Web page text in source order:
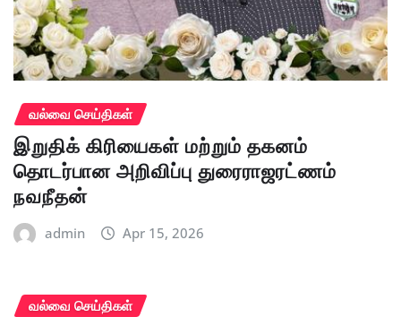
வல்வை செய்திகள்
இறுதிக் கிரியைகள் மற்றும் தகனம்
தொடர்பான அறிவிப்பு துரைராஜரட்ணம்
நவநீதன்
admin Apr 15, 2026
வல்வை செய்திகள்